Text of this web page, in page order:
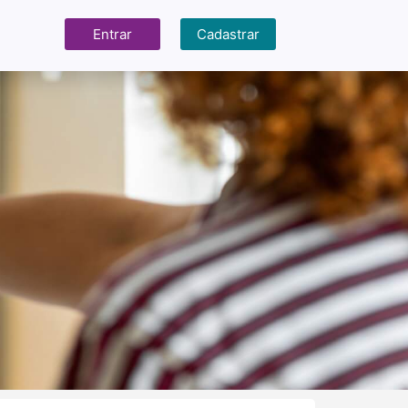
Entrar Cadastrar